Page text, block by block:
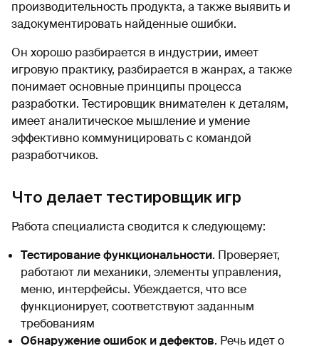
производительность продукта, а также выявить и
задокументировать найденные ошибки.
Он хорошо разбирается в индустрии, имеет
игровую практику, разбирается в жанрах, а также
понимает основные принципы процесса
разработки. Тестировщик внимателен к деталям,
имеет аналитическое мышление и умение
эффективно коммуницировать с командой
разработчиков.
Что делает тестировщик игр
Работа специалиста сводится к следующему:
Тестирование функциональности. Проверяет,
работают ли механики, элементы управления,
меню, интерфейсы. Убеждается, что все
функционирует, соответствуют заданным
требованиям
Обнаружение ошибок и дефектов. Речь идет о